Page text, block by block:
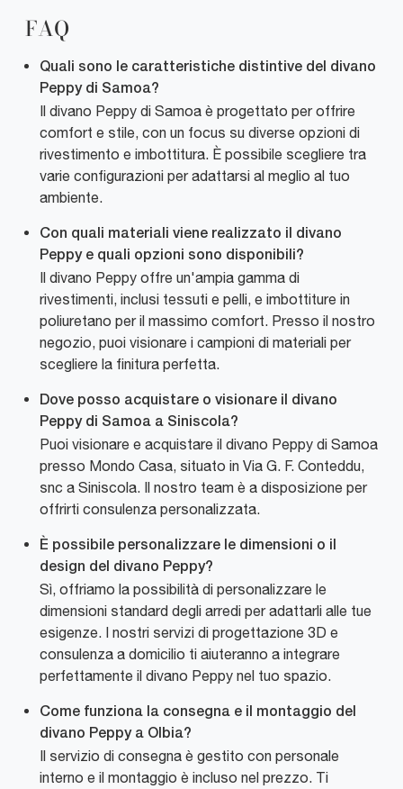
FAQ
Quali sono le caratteristiche distintive del divano
Peppy di Samoa?
Il divano Peppy di Samoa è progettato per offrire
comfort e stile, con un focus su diverse opzioni di
rivestimento e imbottitura. È possibile scegliere tra
varie configurazioni per adattarsi al meglio al tuo
ambiente.
Con quali materiali viene realizzato il divano
Peppy e quali opzioni sono disponibili?
Il divano Peppy offre un'ampia gamma di
rivestimenti, inclusi tessuti e pelli, e imbottiture in
poliuretano per il massimo comfort. Presso il nostro
negozio, puoi visionare i campioni di materiali per
scegliere la finitura perfetta.
Dove posso acquistare o visionare il divano
Peppy di Samoa a Siniscola?
Puoi visionare e acquistare il divano Peppy di Samoa
presso Mondo Casa, situato in Via G. F. Conteddu,
snc a Siniscola. Il nostro team è a disposizione per
offrirti consulenza personalizzata.
È possibile personalizzare le dimensioni o il
design del divano Peppy?
Sì, offriamo la possibilità di personalizzare le
dimensioni standard degli arredi per adattarli alle tue
esigenze. I nostri servizi di progettazione 3D e
consulenza a domicilio ti aiuteranno a integrare
perfettamente il divano Peppy nel tuo spazio.
Come funziona la consegna e il montaggio del
divano Peppy a Olbia?
Il servizio di consegna è gestito con personale
interno e il montaggio è incluso nel prezzo. Ti